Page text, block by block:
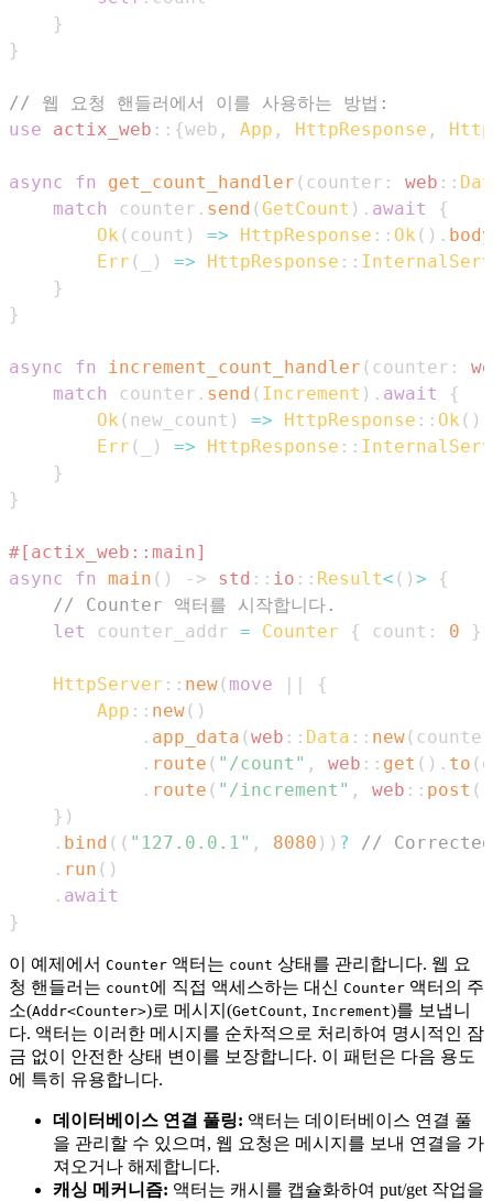
}
}
// 웹 요청 핸들러에서 이를 사용하는 방법:
use
actix_web :: {web , App , HttpResponse ,
async fn get_count_handler ( counter : web ::
match
counter . send (GetCount ) . await
{
Ok ( count ) => HttpResponse :: Ok ( ) . body
Err ( ) => HttpResponse ::
}
}
async fn increment_count_handler ( counter :
match
counter . send ( Increment ) . await
{
Ok ( new_count ) => HttpResponse :: Ok ( )
Err ( ) => HttpResponse ::
}
}
#[actix_web::main]
async
fn main ( ) -> std :: io :: Result< ( ) >
{
// Counter 액터를 시작합니다.
let
counter_addr = Counter { count : 0 }
HttpServer :: new( move | |
{
App :: new( )
. app_data (web :: Data :: new(
. route ( "/count" , web :: get ( ) . to (
. route ( "/increment" , web :: post (
} )
. bind ( ( "127.0.0.1" , 8080 ) ) ?
//
. run ( )
. await
}
이 예제에서 Counter 액터는 count 상태를 관리합니다. 웹 요
청 핸들러는 count에 직접 액세스하는 대신 Counter 액터의 주
소(Addr<Counter>)로 메시지(GetCount, Increment)를 보냅니
다. 액터는 이러한 메시지를 순차적으로 처리하여 명시적인 잠
금 없이 안전한 상태 변이를 보장합니다. 이 패턴은 다음 용도
에 특히 유용합니다.
데이터베이스 연결 풀링: 액터는 데이터베이스 연결 풀
을 관리할 수 있으며, 웹 요청은 메시지를 보내 연결을 가
져오거나 해제합니다.
캐싱 메커니즘: 액터는 캐시를 캡슐화하여 put/get 작업을